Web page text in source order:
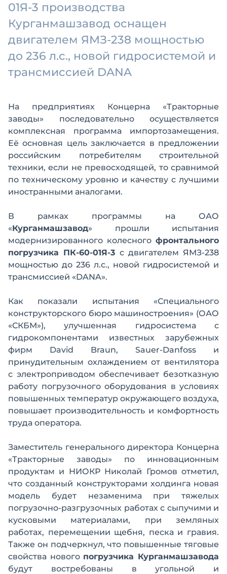
01Я-3 производства
Курганмашзавод оснащен
двигателем ЯМЗ-238 мощностью
до 236 л.с., новой гидросистемой и
трансмиссией DANA
На предприятиях Концерна «Тракторные
заводы» последовательно осуществляется
комплексная программа импортозамещения.
Её основная цель заключается в предложении
российским потребителям строительной
техники, если не превосходящей, то сравнимой
по техническому уровню и качеству с лучшими
иностранными аналогами.
В рамках программы на ОАО
«Курганмашзавод» прошли испытания
модернизированного колесного фронтального
погрузчика ПК-60-01Я-3 с двигателем ЯМЗ-238
мощностью до 236 л.с., новой гидросистемой и
трансмиссией «DANA».
Как показали испытания «Специального
конструкторского бюро машиностроения» (ОАО
«СКБМ»), улучшенная гидросистема с
гидрокомпонентами известных зарубежных
фирм David Braun, Sauer-Danfoss и
принудительным охлаждением от вентилятора
с электроприводом обеспечивает безотказную
работу погрузочного оборудования в условиях
повышенных температур окружающего воздуха,
повышает производительность и комфортность
труда оператора.
Заместитель генерального директора Концерна
«Тракторные заводы» по инновационным
продуктам и НИОКР Николай Громов отметил,
что созданный конструкторами холдинга новая
модель будет незаменима при тяжелых
погрузочно-разгрузочных работах с сыпучими и
кусковыми материалами, при земляных
работах, перемещении щебня, песка и гравия.
Также он подчеркнул, что повышенные тяговые
свойства нового погрузчика Курганмашзавода
будут востребованы в угольной и